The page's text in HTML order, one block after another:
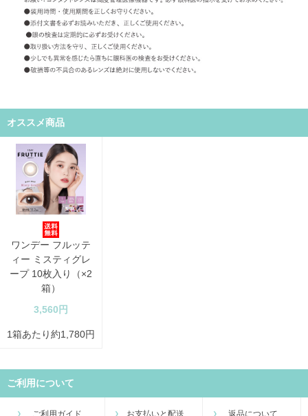
オススメ商品
ワンデー フルッテ
ィー ミスティグレ
ープ 10枚入り（×2
箱）
3,560円
1箱あたり約1,780円
ご利用について